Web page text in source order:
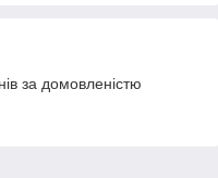
за домовленістю